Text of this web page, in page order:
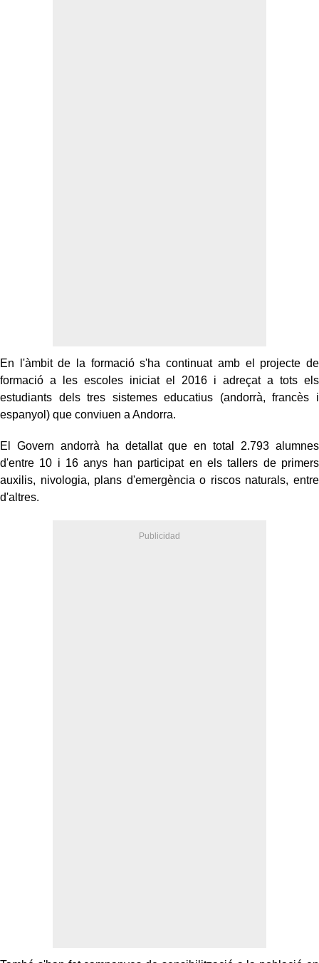
En l'àmbit de la formació s'ha continuat amb el projecte de
formació a les escoles iniciat el 2016 i adreçat a tots els
estudiants dels tres sistemes educatius (andorrà, francès i
espanyol) que conviuen a Andorra.
El Govern andorrà ha detallat que en total 2.793 alumnes
d'entre 10 i 16 anys han participat en els tallers de primers
auxilis, nivologia, plans d'emergència o riscos naturals, entre
d'altres.